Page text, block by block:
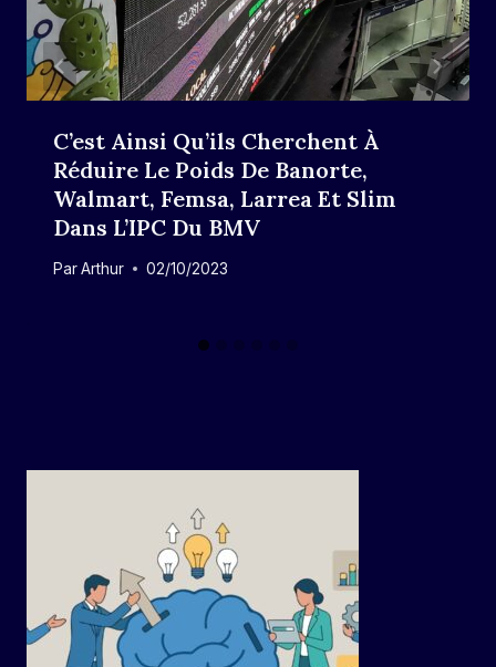
C’est Ainsi Qu’ils Cherchent À
Réduire Le Poids De Banorte,
Walmart, Femsa, Larrea Et Slim
Dans L’IPC Du BMV
ParArthur 02/10/2023